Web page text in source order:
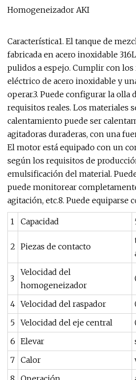
Homogeneizador AKI
Característica1. El tanque de
fabricada en acero inoxidable
pulidos a espejo. Cumplir con
eléctrico de acero inoxidable y
operar.3. Puede configurar la
requisitos reales. Los materiales
calentamiento puede ser
agitadoras duraderas, con una
El motor está equipado con un
según los requisitos de
emulsificación del material.
puede monitorear
agitación, etc.8. Puede equiparse
1 Capacidad
2 Piezas de contacto
3
Velocidad del
homogeneizador
4 Velocidad del raspador
5 Velocidad del eje central
6 Elevar
7 Calor